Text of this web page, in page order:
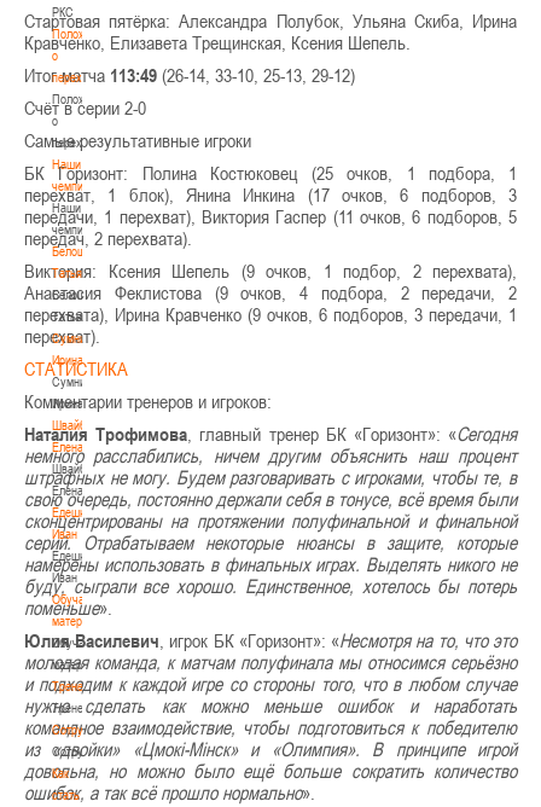
РКС
Положение
о
переходах
Положение
о
переходах
Наши
чемпионы
Наши
чемпионы
Белошапко
Татьяна
Белошапко
Татьяна
Сумникова
Ирина
Сумникова
Ирина
Швайбович
Елена
Швайбович
Елена
Едешко
Иван
Едешко
Иван
Обучающие
материалы
Обучающие
материалы
Тренерам
Тренерам
Сотрудничество
Сотрудничество
Как
стать
Стартовая пятёрка: Александра Полубок, Ульяна Скиба, Ирина
Кравченко, Елизавета Трещинская, Ксения Шепель.
Итог матча 113:49 (26-14, 33-10, 25-13, 29-12)
Счёт в серии 2-0
Самые результативные игроки
БК Горизонт: Полина Костюковец (25 очков, 1 подбора, 1
перехват, 1 блок), Янина Инкина (17 очков, 6 подборов, 3
передачи, 1 перехват), Виктория Гаспер (11 очков, 6 подборов, 5
передач, 2 перехвата).
Виктория: Ксения Шепель (9 очков, 1 подбор, 2 перехвата),
Анастасия Феклистова (9 очков, 4 подбора, 2 передачи, 2
перехвата), Ирина Кравченко (9 очков, 6 подборов, 3 передачи, 1
перехват).
СТАТИСТИКА
Комментарии тренеров и игроков:
Наталия Трофимова , главный тренер БК «Горизонт»: «Сегодня
немного расслабились, ничем другим объяснить наш процент
штрафных не могу. Будем разговаривать с игроками, чтобы те, в
свою очередь, постоянно держали себя в тонусе, всё время были
сконцентрированы на протяжении полуфинальной и финальной
серий. Отрабатываем некоторые нюансы в защите, которые
намерены использовать в финальных играх. Выделять никого не
буду, сыграли все хорошо. Единственное, хотелось бы потерь
поменьше».
Юлия Василевич , игрок БК «Горизонт»: «Несмотря на то, что это
молодая команда, к матчам полуфинала мы относимся серьёзно
и подходим к каждой игре со стороны того, что в любом случае
нужно сделать как можно меньше ошибок и наработать
командное взаимодействие, чтобы подготовиться к победителю
из «двойки» «Цмокi-Мiнск» и «Олимпия». В принципе игрой
довольна, но можно было ещё больше сократить количество
ошибок, а так всё прошло нормально».